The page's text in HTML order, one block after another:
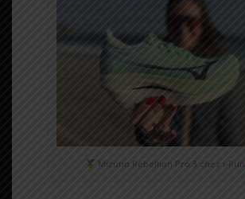
Mizuno Rebellion Pro 3 chez i-Run